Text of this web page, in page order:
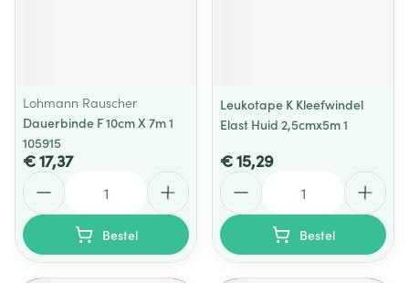
Lohmann Rauscher
Dauerbinde F 10cm X 7m 1
105915
€ 17,37
Bestel
Leukotape K Kleefwindel
Elast Huid 2,5cmx5m 1
€ 15,29
Bestel